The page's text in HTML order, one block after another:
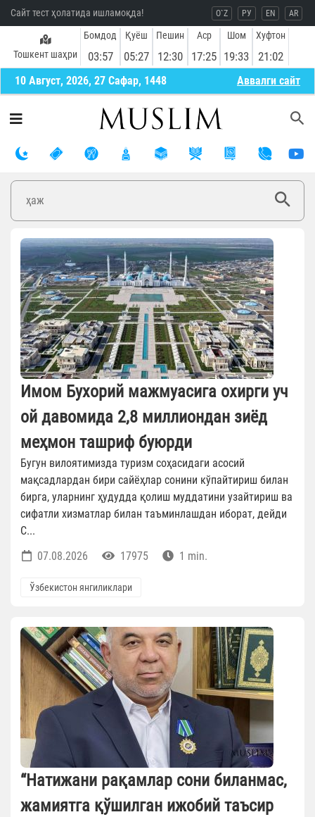
Сайт тест ҳолатида ишламоқда! O`Z РУ EN AR
Тошкент шаҳри
Бомдод
03:57
Қуёш
05:27
Пешин
12:30
Аср
17:25
Шом
19:33
Хуфтон
21:02
10 Август, 2026, 27 Сафар, 1448 Aввалги сайт
Имом Бухорий мажмуасига охирги уч
ой давомида 2,8 миллиондан зиёд
меҳмон ташриф буюрди
Бугун вилоятимизда туризм соҳасидаги асосий
мақсадлардан бири сайёҳлар сонини кўпайтириш билан
бирга, уларнинг ҳудудда қолиш муддатини узайтириш ва
сифатли хизматлар билан таъминлашдан иборат, дейди
С...
07.08.2026
17975 1 min.
Ўзбекистон янгиликлари
“Натижани рақамлар сони биланмас,
жамиятга қўшилган ижобий таъсир